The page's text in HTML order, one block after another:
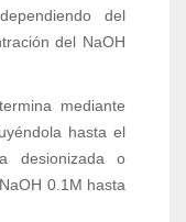
del
del NaOH
mediante
hasta el
desionizada o
0.1M hasta